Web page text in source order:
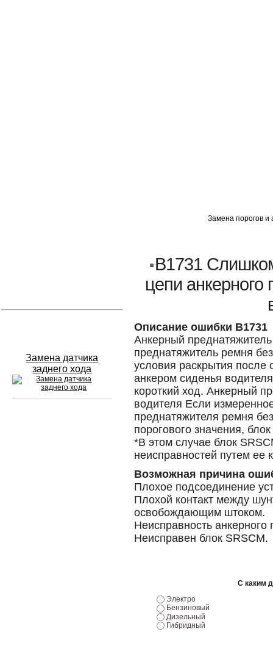
Замена датчика
заднего хода
Замена порогов и
B1731
цепи анкерного
Описание ошибки B1731
Анкерный
преднатяжитель ремня
условия раскрытия
анкером сиденья
короткий ход. Анкерный
водителя Если
преднатяжителя ремня
порогового значения,
*В этом случае блок
неисправностей путем ее
Возможная причина
Плохое подсоединение
Плохой контакт между
освобождающим штоком.
Неисправность
Неисправен блок SRSCM.
С каким
Электро
Бензиновый
Дизельный
Гибридный